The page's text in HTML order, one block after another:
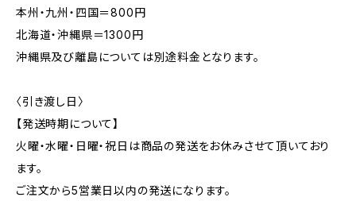
本州・九州・四国＝800円
北海道・沖縄県＝1300円
沖縄県及び離島については別途料金となります。
〈引き渡し日〉
【発送時期について】
火曜・水曜・日曜・祝日は商品の発送をお休みさせて頂いており
ます。
ご注文から5営業日以内の発送になります。